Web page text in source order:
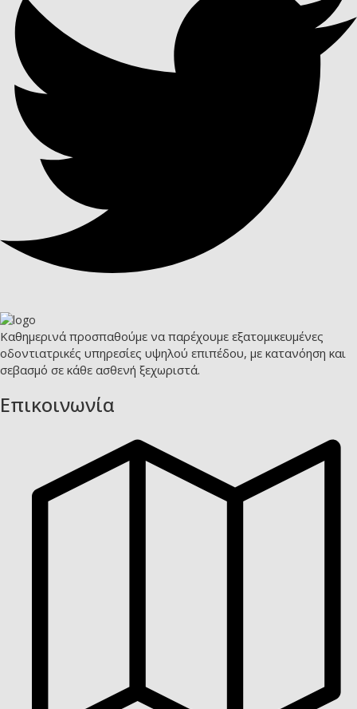
Καθημερινά προσπαθούμε να παρέχουμε εξατομικευμένες
οδοντιατρικές υπηρεσίες υψηλού επιπέδου, με κατανόηση και
σεβασμό σε κάθε ασθενή ξεχωριστά.
Επικοινωνία